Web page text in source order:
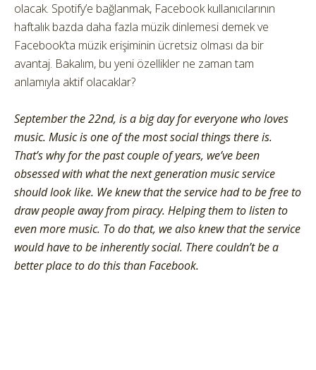
olacak. Spotify’e bağlanmak, Facebook kullanıcılarının
haftalık bazda daha fazla müzik dinlemesi demek ve
Facebook’ta müzik erişiminin ücretsiz olması da bir
avantaj. Bakalım, bu yeni özellikler ne zaman tam
anlamıyla aktif olacaklar?
September the 22nd, is a big day for everyone who loves
music. Music is one of the most social things there is.
That’s why for the past couple of years, we’ve been
obsessed with what the next generation music service
should look like. We knew that the service had to be free to
draw people away from piracy. Helping them to listen to
even more music. To do that, we also knew that the service
would have to be inherently social. There couldn’t be a
better place to do this than Facebook.